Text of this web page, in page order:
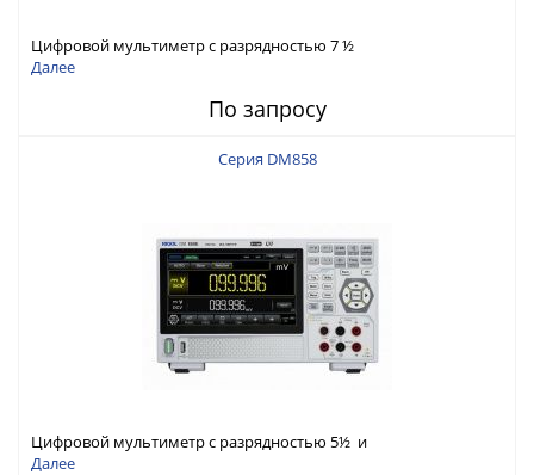
Цифровой мультиметр с разрядностью 7 ½
Далее
По запросу
Серия DM858
Цифровой мультиметр с разрядностью 5½ и
интерфейсами USB-device, USB-host, LAN и Web control
Далее